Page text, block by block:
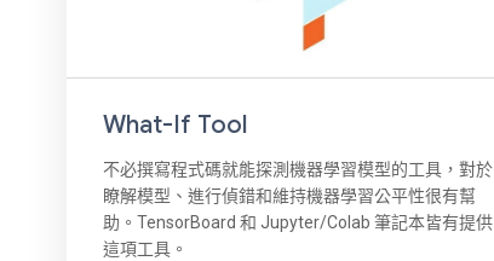
What-If Tool
不必撰寫程式碼就能探測機器學習模型的工具，對於
瞭解模型、進行偵錯和維持機器學習公平性很有幫
助。TensorBoard 和 Jupyter/Colab 筆記本皆有提供
這項工具。